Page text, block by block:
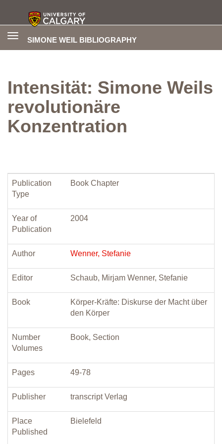
SIMONE WEIL BIBLIOGRAPHY
Toggle
Intensität: Simone Weils
revolutionäre
Konzentration
Publication
Type
Book Chapter
Year of
Publication
2004
Author Wenner, Stefanie
Editor Schaub, Mirjam Wenner, Stefanie
Book
Körper-Kräfte: Diskurse der Macht über
den Körper
Number
Volumes
Book, Section
Pages 49-78
Publisher transcript Verlag
Place
Published
Bielefeld